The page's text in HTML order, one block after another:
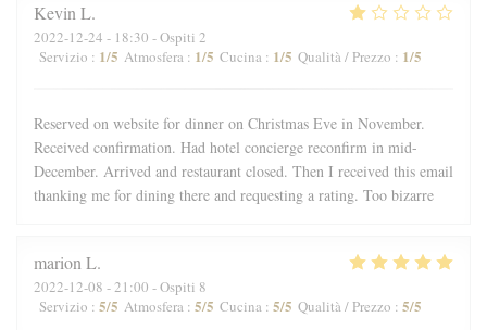
KevinL
2022-12-24 - 18:30 - Ospiti 2
Servizio : 1/5 Atmosfera : 1/5 Cucina : 1/5 Qualità / Prezzo : 1/5
Reserved on website for dinner on Christmas Eve in November.
Received confirmation. Had hotel concierge reconfirm in mid-
December. Arrived and restaurant closed. Then I received this email
thanking me for dining there and requesting a rating. Too bizarre
marionL
2022-12-08 - 21:00 - Ospiti 8
Servizio : 5/5 Atmosfera : 5/5 Cucina : 5/5 Qualità / Prezzo : 5/5